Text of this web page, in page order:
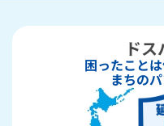
ドス
困ったこと
まちの